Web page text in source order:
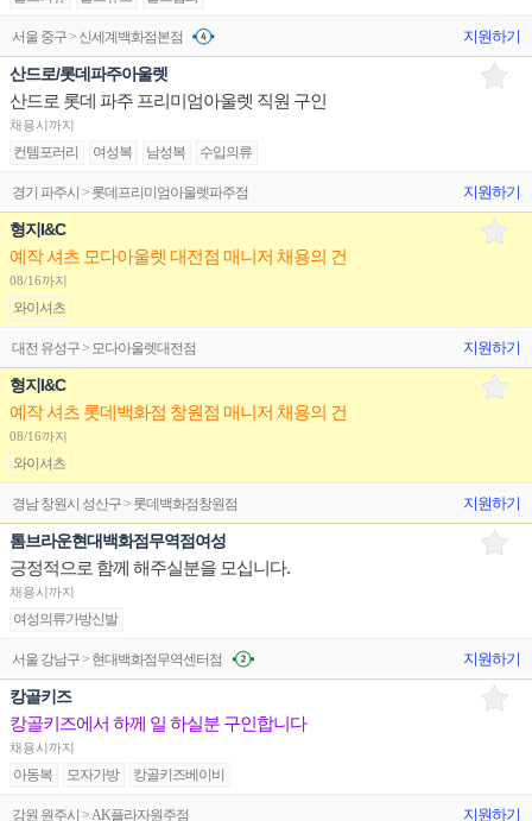
서울 중구 > 신세계백화점본점 지원하기
산드로/롯데파주아울렛
산드로 롯데 파주 프리미엄아울렛 직원 구인
채용시까지
컨템포러리 여성복 남성복 수입의류
경기 파주시 > 롯데프리미엄아울렛파주점 지원하기
형지I&C
예작 셔츠 모다아울렛 대전점 매니저 채용의 건
08/16까지
와이셔츠
대전 유성구 > 모다아울렛대전점 지원하기
형지I&C
예작 셔츠 롯데백화점 창원점 매니저 채용의 건
08/16까지
와이셔츠
경남 창원시 성산구 > 롯데백화점창원점 지원하기
톰브라운현대백화점무역점여성
긍정적으로 함께 해주실분을 모십니다.
채용시까지
여성의류가방신발
서울 강남구 > 현대백화점무역센터점 지원하기
캉골키즈
캉골키즈에서 하께 일 하실분 구인합니다
채용시까지
아동복 모자가방 캉골키즈베이비
강원 원주시 > AK플라자원주점 지원하기